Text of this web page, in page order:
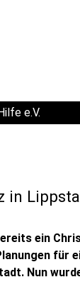
e.V.
in
ein
für
Nun